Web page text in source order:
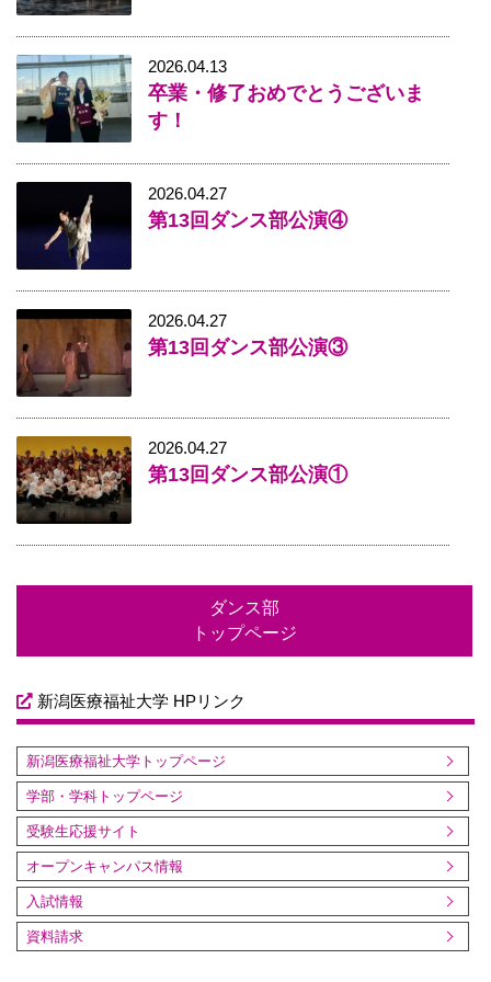
2026.04.13
卒業・修了おめでとうございま
す！
2026.04.27
第13回ダンス部公演④
2026.04.27
第13回ダンス部公演③
2026.04.27
第13回ダンス部公演①
ダンス部
トップページ
新潟医療福祉大学 HPリンク
新潟医療福祉大学トップページ
学部・学科トップページ
受験生応援サイト
オープンキャンパス情報
入試情報
資料請求